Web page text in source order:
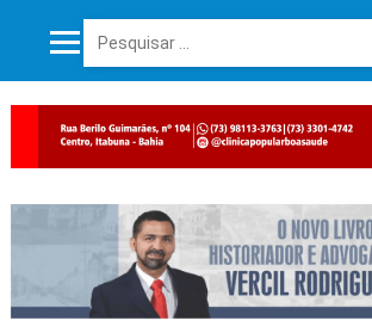
Pesquisar por: